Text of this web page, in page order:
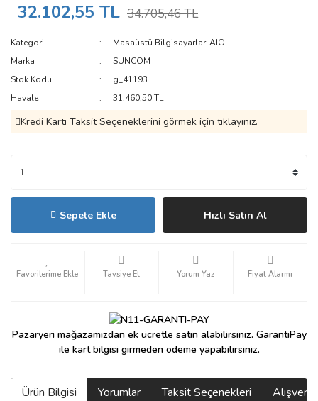
32.102,55 TL 34.705,46 TL
Kategori
Masaüstü Bilgisayarlar-AIO
Marka
SUNCOM
Stok Kodu
g_41193
Havale
31.460,50 TL
Kredi Kartı Taksit Seçeneklerini görmek için tıklayınız.
Sepete Ekle Hızlı Satın Al
Tavsiye Et Yorum Yaz Fiyat Alarmı
Pazaryeri mağazamızdan ek ücretle satın alabilirsiniz. GarantiPay
ile kart bilgisi girmeden ödeme yapabilirsiniz.
Ürün Bilgisi Yorumlar Taksit Seçenekleri